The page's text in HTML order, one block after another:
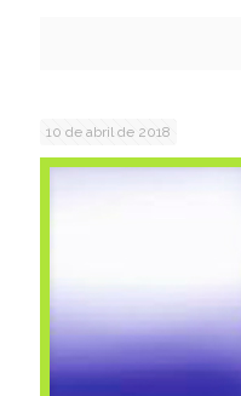
10 de abril de 2018